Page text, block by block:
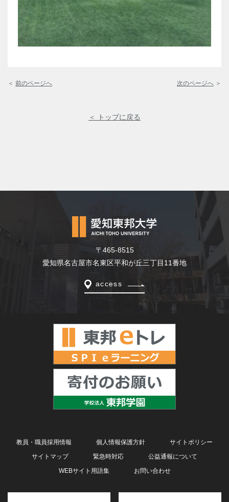
＜ 前のページへ 次のページへ ＞
＜ トップに戻る
〒465-8515
愛知県名古屋市名東区平和が丘三丁目11番地
access
教員・職員採用情報 個人情報保護方針
サイトポリシー
サイトマップ
緊急時対応
公益通報について
WEBサイト用語集
お問い合わせ